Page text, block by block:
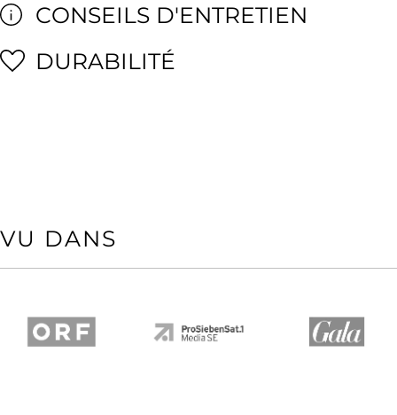
CONSEILS D'ENTRETIEN
DURABILITÉ
VU DANS